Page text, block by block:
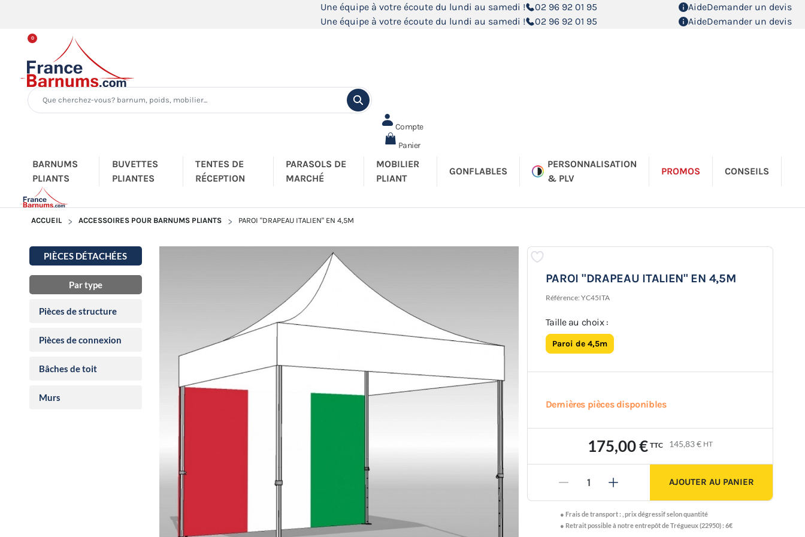
Une équipe à votre écoute du lundi au samedi ! 02 96 92 01 95 AideDemander un devis
Une équipe à votre écoute du lundi au samedi !
02 96 92 01 95 AideDemander un devis
Compte
0
Panier
BARNUMS
PLIANTS
BUVETTES
PLIANTES
TENTES DE
RÉCEPTION
PARASOLS DE
MARCHÉ
MOBILIER
PLIANT
GONFLABLES
PERSONNALISATION
& PLV
PROMOS CONSEILS
ACCUEIL ACCESSOIRES POUR BARNUMS PLIANTS PAROI "DRAPEAU ITALIEN" EN 4,5M
PIÈCES DÉTACHÉES
Par type
Pièces de structure
Pièces de connexion
Bâches de toit
Murs
PAROI "DRAPEAU ITALIEN" EN 4,5M
Référence: YC45ITA
Taille au choix :
Paroi de 4,5m
Dernières pièces disponibles
175,00 € TTC 145,83 € HT
- + AJOUTER AU PANIER
●Frais de transport : ,prix dégressif selon quantité
● Retrait possible à notre entrepôt de Trégueux (22950) : 6€